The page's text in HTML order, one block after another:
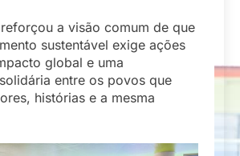
a visão comum de que
sustentável exige ações
global e uma
entre os povos que
histórias e a mesma